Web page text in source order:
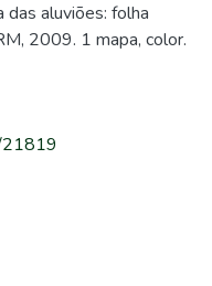
das aluviões: folha
2009. 1 mapa, color.
21819